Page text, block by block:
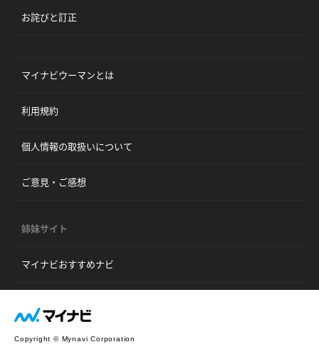
お詫びと訂正
マイナビウーマンとは
利用規約
個人情報の取扱いについて
ご意見・ご感想
姉妹サイト
マイナビおすすめナビ
Copyright © Mynavi Corporation